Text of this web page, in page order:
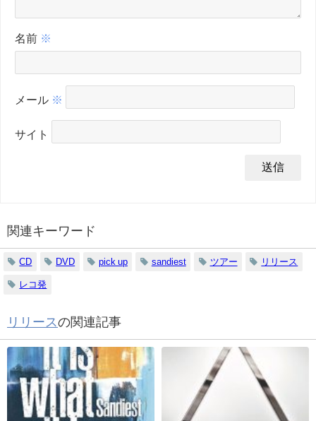
名前 ※
メール ※
サイト
関連キーワード
CD DVD pick up sandiest ツアー リリース
レコ発
リリースの関連記事